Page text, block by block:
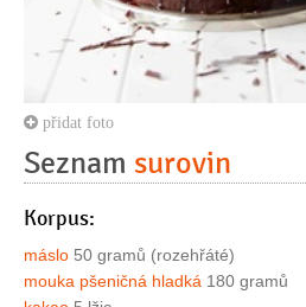
přidat foto
Seznam surovin
Korpus:
máslo 50 gramů (rozehřáté)
mouka pšeničná hladká 180 gramů